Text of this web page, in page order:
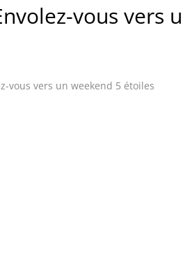
vous vers
vous vers un weekend 5 étoiles